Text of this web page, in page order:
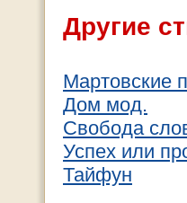
Другие
Мартовские
Дом мод.
Cвобода
Успех или
Тайфун